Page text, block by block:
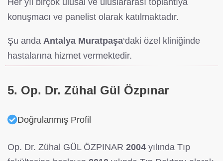
konuşmacı ve panelist olarak katılmaktadır.
Şu anda Antalya Muratpaşa‘daki özel kliniğinde
hastalarına hizmet vermektedir.
5. Op. Dr. Zühal Gül Özpınar
Doğrulanmış Profil
Op. Dr. Zühal GÜL ÖZPINAR 2004 yılında Tıp